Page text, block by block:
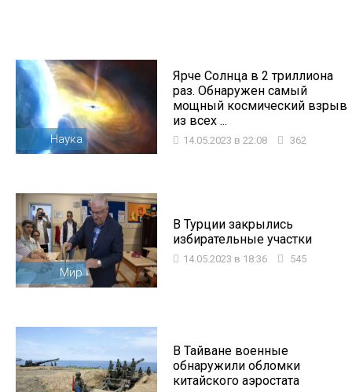
Наука
Ярче Солнца в 2 триллиона
раз. Обнаружен самый
мощный космический взрыв
из всех ...
14.05.2023 в 22:08 362
Мир
В Турции закрылись
избирательные участки
14.05.2023 в 18:36 545
В Тайване военные
обнаружили обломки
китайского аэростата